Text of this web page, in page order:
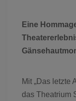
Eine
Mit „Das letzte
das Theatrium